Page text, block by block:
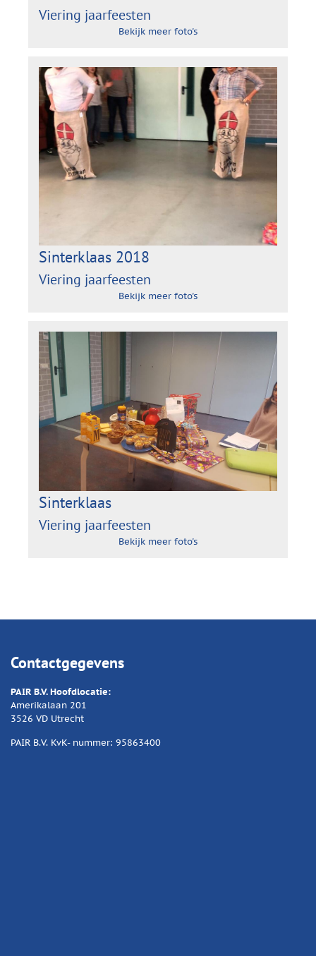
Viering jaarfeesten
Bekijk meer foto's
Sinterklaas 2018
Viering jaarfeesten
Bekijk meer foto's
Sinterklaas
Viering jaarfeesten
Bekijk meer foto's
Contactgegevens
PAIR B.V. Hoofdlocatie:
Amerikalaan 201
3526 VD Utrecht
PAIR B.V. KvK- nummer: 95863400